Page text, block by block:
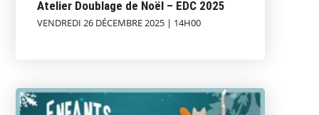
Atelier Doublage de Noël – EDC 2025
VENDREDI 26 DÉCEMBRE 2025 | 14H00